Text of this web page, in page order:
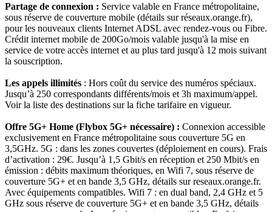
Partage de connexion : Service valable en France métropolitaine,
sous réserve de couverture mobile (détails sur réseaux.orange.fr),
pour les nouveaux clients Internet ADSL avec rendez-vous ou Fibre.
Crédit internet mobile de 200Go/mois valable jusqu'à la mise en
service de votre accès internet et au plus tard jusqu'à 12 mois suivant
la souscription.
Les appels illimités : Hors coût du service des numéros spéciaux.
Jusqu’à 250 correspondants différents/mois et 3h maximum/appel.
Voir la liste des destinations sur la fiche tarifaire en vigueur.
Offre 5G+ Home (Flybox 5G+ nécessaire) : Connexion accessible
exclusivement en France métropolitaine sous couverture 5G en
3,5GHz. 5G : dans les zones couvertes (déploiement en cours). Frais
d’activation : 29€. Jusqu’à 1,5 Gbit/s en réception et 250 Mbit/s en
émission : débits maximum théoriques, en Wifi 7, sous réserve de
couverture 5G+ et en bande 3,5 GHz, détails sur reseaux.orange.fr.
Avec équipements compatibles. Wifi 7 : en dual band, 2,4 GHz et 5
GHz sous réserve de couverture 5G+ et en bande 3,5 GHz, détails